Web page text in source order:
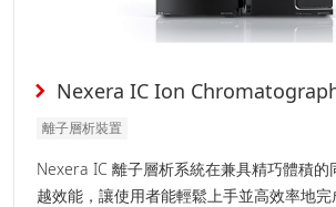
Nexera IC Ion
離子層析裝置
Nexera IC 離子層析系統在兼具精巧體積的
越效能，讓使用者能輕鬆上手並高效率地完